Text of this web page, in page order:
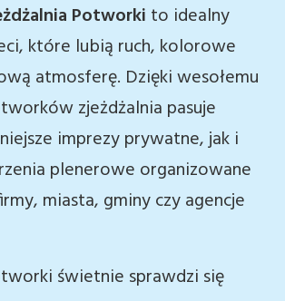
Potworki to idealny
które lubią ruch, kolorowe
atmosferę. Dzięki wesołemu
zjeżdżalnia pasuje
imprezy prywatne, jak i
plenerowe organizowane
miasta, gminy czy agencje
świetnie sprawdzi się